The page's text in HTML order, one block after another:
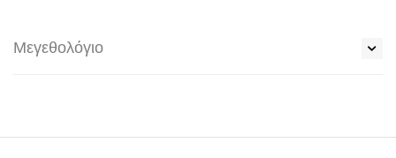
Μεγεθολόγιο